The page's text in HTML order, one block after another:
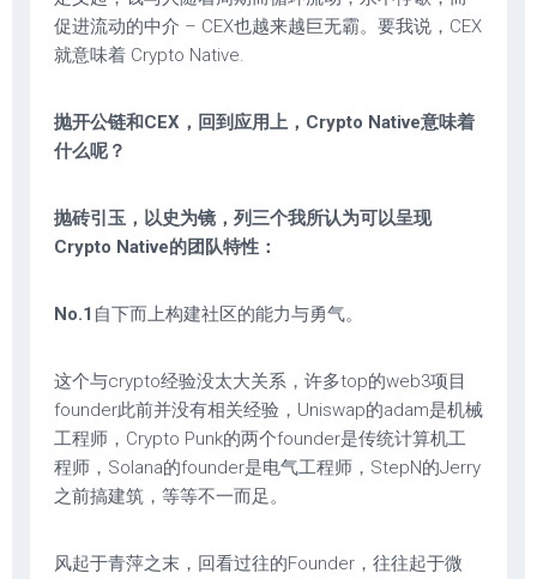
促进流动的中介 – CEX也越来越巨无霸。要我说，CEX
就意味着 Crypto Native.
抛开公链和CEX，回到应用上，Crypto Native意味着
什么呢？
抛砖引玉，以史为镜，列三个我所认为可以呈现
Crypto Native的团队特性：
No.1 自下而上构建社区的能力与勇气。
这个与crypto经验没太大关系，许多top的web3项目
founder此前并没有相关经验，Uniswap的adam是机械
工程师，Crypto Punk的两个founder是传统计算机工
程师，Solana的founder是电气工程师，StepN的Jerry
之前搞建筑，等等不一而足。
风起于青萍之末，回看过往的Founder，往往起于微